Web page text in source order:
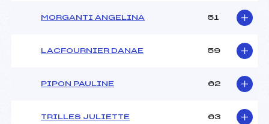
MORGANTI ANGELINA 51
LACFOURNIER DANAE 59
PIPON PAULINE 62
TRILLES JULIETTE 63